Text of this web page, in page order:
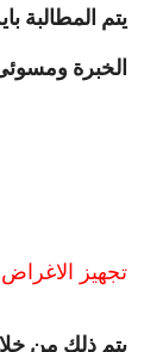
يتم المطالبة
الخبرة
تجهيز
يتم ذلك من